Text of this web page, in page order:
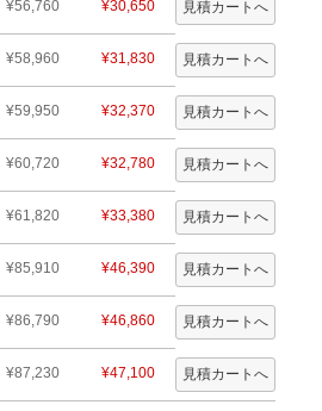
¥56,760 ¥30,650
¥58,960 ¥31,830
¥59,950 ¥32,370
¥60,720 ¥32,780
¥61,820 ¥33,380
¥85,910 ¥46,390
¥86,790 ¥46,860
¥87,230 ¥47,100